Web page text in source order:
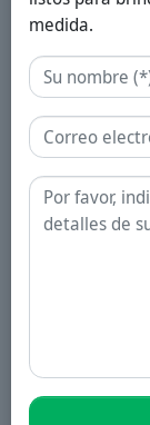
medida.
Nombre
Correo
Consulta